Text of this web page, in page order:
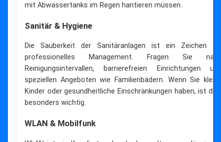
mit Abwassertanks im Regen hantieren müssen.
Sanitär & Hygiene
Die Sauberkeit der Sanitäranlagen ist ein Zeichen
professionelles Management. Fragen Sie
Reinigungsintervallen, barrierefreien Einrichtungen
speziellen Angeboten wie Familienbädern. Wenn Sie
Kinder oder gesundheitliche Einschränkungen haben, ist
besonders wichtig.
WLAN & Mobilfunk